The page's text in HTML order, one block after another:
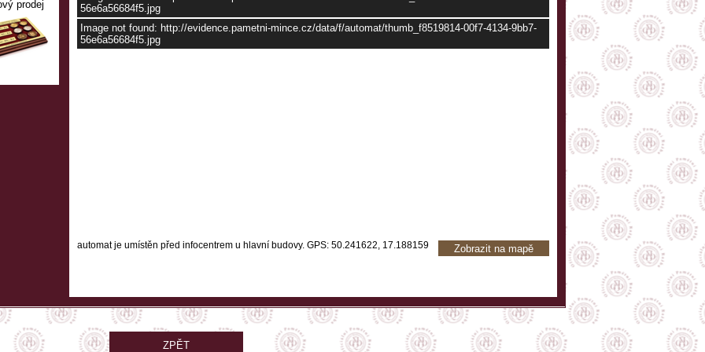
prodej
56e6a56684f5.jpg
Image not found: http://evidence.pametni-mince.cz/data/f/automat/thumb_f8519814-00f7-4134-9bb7-
56e6a56684f5.jpg
automat je umístěn před infocentrem u hlavní budovy. GPS: 50.241622, 17.188159 Zobrazit na mapě
ZPĚT